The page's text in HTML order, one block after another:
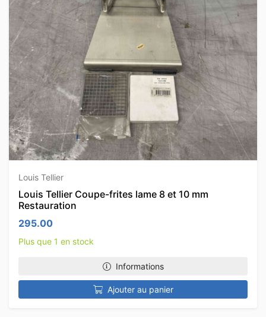
Louis Tellier
Louis Tellier Coupe-frites lame 8 et 10 mm
Restauration
295.00
Plus que 1 en stock
Informations
Ajouter au panier